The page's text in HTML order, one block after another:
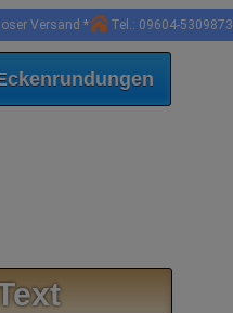
Versand * Tel.: 09604-5309873